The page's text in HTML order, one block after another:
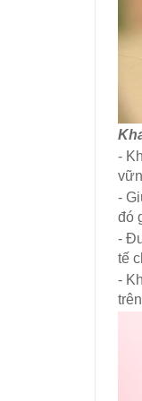
-
-
đó
-
tế
-